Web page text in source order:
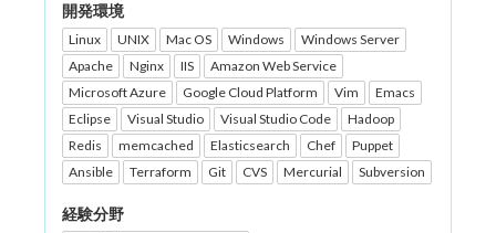
開発環境
Linux UNIX Mac OS Windows
Windows Server
Apache
Nginx IIS
Amazon Web Service
Microsoft Azure
Google Cloud Platform Vim
Emacs
Eclipse
Visual Studio Visual Studio Code
Hadoop
Redis
memcached Elasticsearch Chef
Puppet
Ansible
Terraform Git CVS Mercurial Subversion
経験分野